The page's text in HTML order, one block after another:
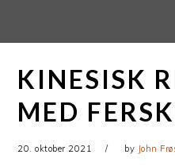
primær
navigation
KINESISK
MED
20. oktober 2021 by John